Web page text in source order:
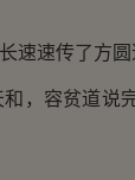
速传了方圆
，容贫道说